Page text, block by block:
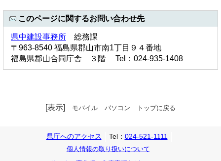
このページに関するお問い合わせ先
県中建設事務所 総務課
〒963-8540 福島県郡山市南1丁目９４番地
福島県郡山合同庁舎 ３階 Tel：024-935-1408
[表示] モバイル パソコン トップに戻る
県庁へのアクセス Tel： 024-521-1111
個人情報の取り扱いについて